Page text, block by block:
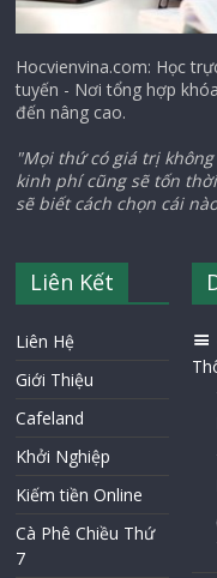
Hocvienvina.com: Học
tuyến - Nơi tổng hợp
đến nâng cao.
"Mọi thứ có giá trị
kinh phí cũng sẽ tốn
sẽ biết cách chọn cái
Liên Kết
Liên Hệ
Giới Thiệu
Cafeland
Khởi Nghiệp
Kiếm tiền Online
Cà Phê Chiều Thứ
7